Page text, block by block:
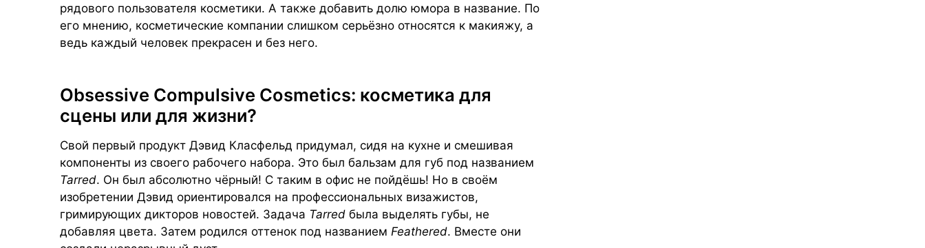
рядового пользователя косметики. А также добавить долю юмора в название. По
его мнению, косметические компании слишком серьёзно относятся к макияжу, а
ведь каждый человек прекрасен и без него.
Obsessive Compulsive Cosmetics: косметика для
сцены или для жизни?
Свой первый продукт Дэвид Класфельд придумал, сидя на кухне и смешивая
компоненты из своего рабочего набора. Это был бальзам для губ под названием
Tarred. Он был абсолютно чёрный! С таким в офис не пойдёшь! Но в своём
изобретении Дэвид ориентировался на профессиональных визажистов,
гримирующих дикторов новостей. Задача Tarred была выделять губы, не
добавляя цвета. Затем родился оттенок под названием Feathered. Вместе они